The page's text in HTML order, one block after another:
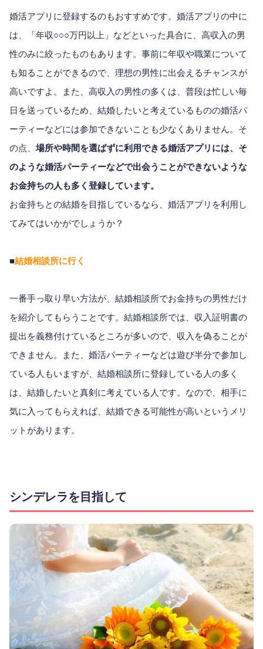
婚活アプリに登録するのもおすすめです。婚活アプリの中に
は、「年収○○○万円以上」などといった具合に、高収入の男
性のみに絞ったものもあります。事前に年収や職業について
も知ることができるので、理想の男性に出会えるチャンスが
高いですよ。また、高収入の男性の多くは、普段は忙しい毎
日を送っているため、結婚したいと考えているものの婚活パ
ーティーなどには参加できないことも少なくありません。そ
の点、場所や時間を選ばずに利用できる婚活アプリには、そ
のような婚活パーティーなどで出会うことができないような
お金持ちの人も多く登録しています。
お金持ちとの結婚を目指しているなら、婚活アプリを利用し
てみてはいかがでしょうか？
■結婚相談所に行く
一番手っ取り早い方法が、結婚相談所でお金持ちの男性だけ
を紹介してもらうことです。結婚相談所では、収入証明書の
提出を義務付けているところが多いので、収入を偽ることが
できません。また、婚活パーティーなどは遊び半分で参加し
ている人もいますが、結婚相談所に登録している人の多く
は、結婚したいと真剣に考えている人です。なので、相手に
気に入ってもらえれば、結婚できる可能性が高いというメリ
ットがあります。
シンデレラを目指して